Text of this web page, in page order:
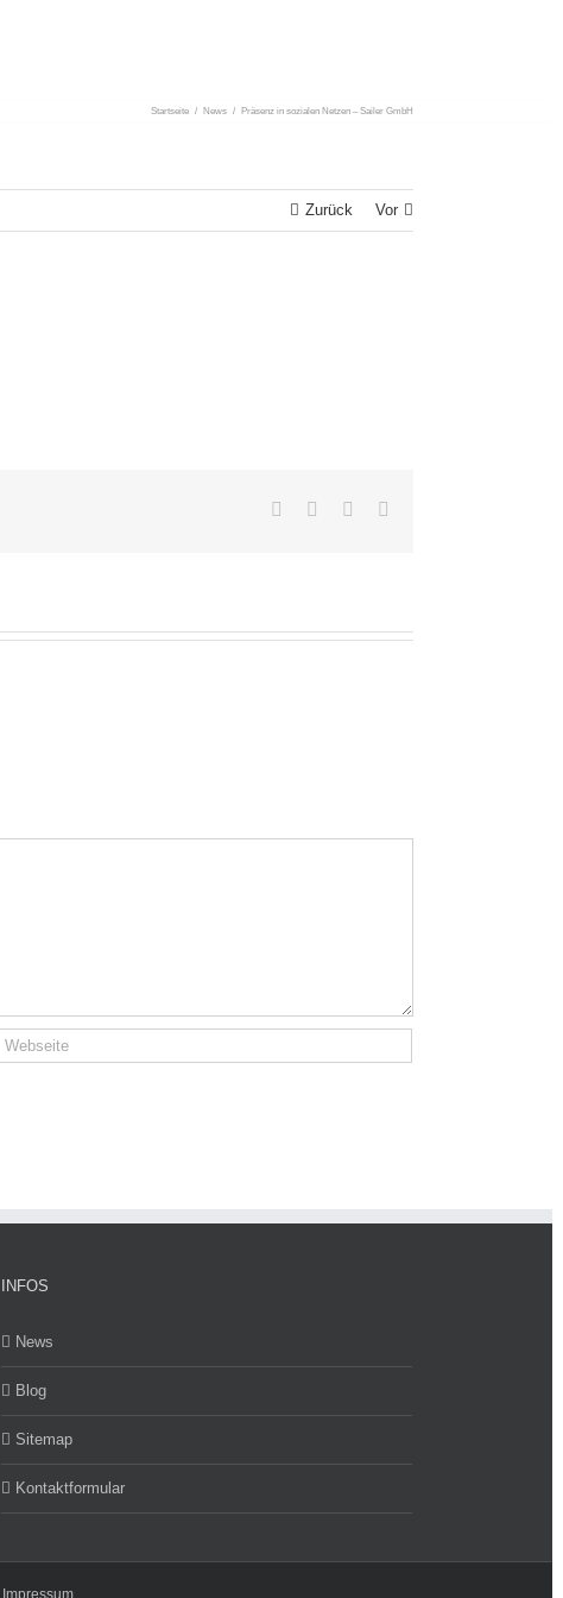
Startseite / News / Präsenz in sozialen Netzen – Sailer GmbH
Zurück Vor
Facebook
TwitterLinkedIn
INFOS
News
Blog
Sitemap
Kontaktformular
Impressum